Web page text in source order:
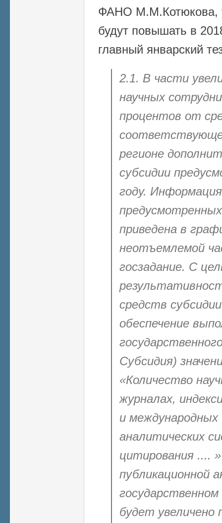
ФАНО М.М.Котюкова,
будут повышать в
главный январский
2.1. В части
научных
процентов от
регионе
субсидии
году.
приведена в
неотъемлемой
госзадание. С
средств
обеспечение
Субсидия)
«Количество
журналах,
и международных
аналитических
цитирования ....
публикационной
государственном
будет